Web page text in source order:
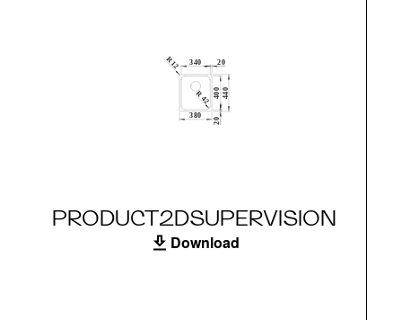
PRODUCT2DSUPERVISION
Download